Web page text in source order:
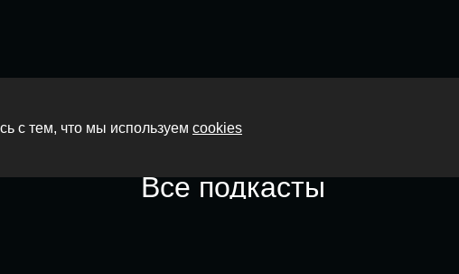
Главная
Все подкасты
с тем, что мы используем cookies